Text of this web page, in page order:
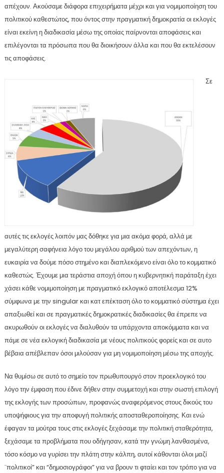
απέχουν. Ακούσαμε διάφορα επιχειρήματα μέχρι και για νομιμοποίηση του
πολιτικού καθεστώτος, που όντος στην πραγματική δημοκρατία οι εκλογές
είναι εκείνη η διαδικασία μέσω της οποίας παίρνονται αποφάσεις και
επιλέγονται τα πρόσωπα που θα διοικήσουν άλλα και που θα εκτελέσουν
τις αποφάσεις.
Σε
αυτές τις εκλογές λοιπόν μας δόθηκε για μια ακόμα φορά, αλλά με
μεγαλύτερη σαφήνεια λόγο του μεγάλου αριθμού των απεχόντων, η
ευκαιρία να δούμε πόσο στημένο και διαπλεκόμενο είναι όλο το κομματικό
καθεστώς. Έχουμε μια τεράστια αποχή όπου η κυβερνητική παράταξη έχει
χάσει κάθε νομιμοποίηση με πραγματικό εκλογικό αποτέλεσμα 12%
σύμφωνα με την singular και κατ επέκταση όλο το κομματικό σύστημα έχει
απαξιωθεί και σε πραγματικές δημοκρατικές διαδικασίες θα έπρεπε να
ακυρωθούν οι εκλογές να διαλυθούν τα υπάρχοντα αποκόμματα και να
πάμε σε νέα εκλογική διαδικασία με νέους πολιτικούς φορείς και σε αυτο
βέβαια απέβλεπαν όσοι μιλούσαν για μη νομιμοποίηση μέσω της αποχής.
Να θυμίσω σε αυτό το σημείο τον πρωθυπουργό στον προεκλογικό του
λόγο την έμφαση που έδινε δήθεν στην συμμετοχή και στην σωστή επιλογή
της εκλογής των προσώπων, προφανώς αναφερόμενος στους δικούς του
υποψήφιους για την αποφυγή πολιτικής αποσταθεροποίησης. Και ενώ
έφαγαν τα μούτρα τους στις εκλογές ξεχάσαμε την πολιτική σταθερότητα,
ξεχάσαμε τα προβλήματα που οδήγησαν, κατά την γνώμη λανθασμένα,
τόσο κόσμο να γυρίσει την πλάτη στην κάλπη, αυτοί κάθονται όλοι μαζί
¨πολιτικοί” και “δημοσιογράφοι” για να βρουν τι φταίει και τον τρόπο για να